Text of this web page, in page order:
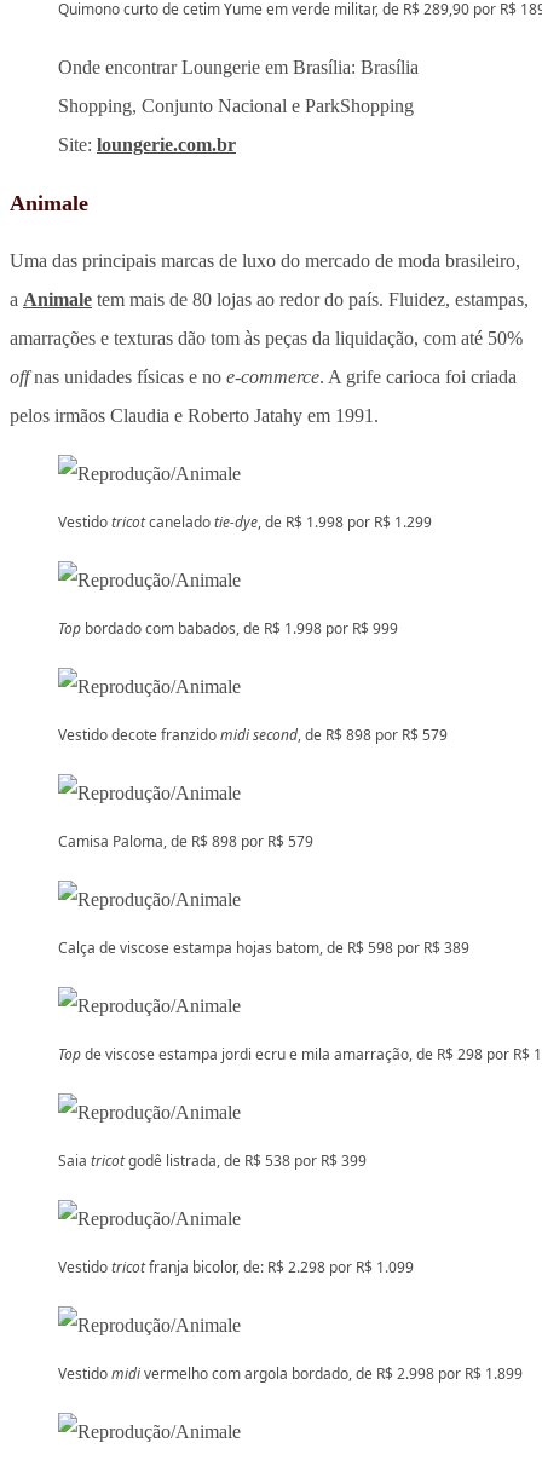
Quimono curto de cetim Yume em verde militar, de R$ 289,90 por R$
Onde encontrar Loungerie em Brasília: Brasília
Shopping, Conjunto Nacional e ParkShopping
Site: loungerie.com.br
Animale
Uma das principais marcas de luxo do mercado de moda brasileiro,
a Animale tem mais de 80 lojas ao redor do país. Fluidez, estampas,
amarrações e texturas dão tom às peças da liquidação, com até 50%
offnas unidades físicas e no e-commerce. A grife carioca foi criada
pelos irmãos Claudia e Roberto Jatahy em 1991.
Vestidotricotcaneladotie-dye, de R$ 1.998 por R$ 1.299
Top bordado com babados, de R$ 1.998 por R$ 999
Vestido decote franzidomidi second, de R$ 898 por R$ 579
Camisa Paloma, de R$ 898 por R$ 579
Calça de viscose estampa hojas batom, de R$ 598 por R$ 389
Topde viscose estampa jordi ecru e mila amarração, de R$ 298 por R$
Saia tricotgodê listrada, de R$ 538 por R$ 399
Vestidotricotfranja bicolor, de: R$ 2.298 por R$ 1.099
Vestidomidivermelho com argola bordado, de R$ 2.998 por R$ 1.899